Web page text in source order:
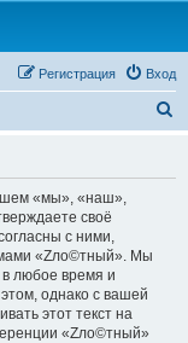
Вход
Регистрация
«мы», «наш»,
своё
с ними,
«Zло©тный». Мы
в любое время и
однако с вашей
этот текст на
«Zло©тный»